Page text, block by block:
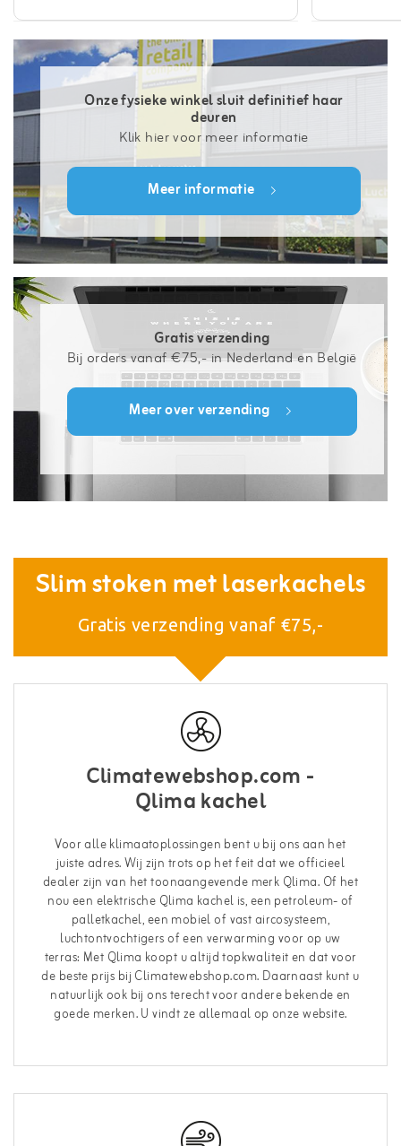
Onze fysieke winkel sluit definitief haar
deuren
Klik hier voor meer informatie
Meer informatie
Gratis verzending
Bij orders vanaf €75,- in Nederland en België
Meer over verzending
Slim stoken met laserkachels
Gratis verzending vanaf €75,-
Climatewebshop.com -
Qlima kachel
Voor alle klimaatoplossingen bent u bij ons aan het
juiste adres. Wij zijn trots op het feit dat we officieel
dealer zijn van het toonaangevende merk Qlima. Of het
nou een elektrische Qlima kachel is, een petroleum- of
palletkachel, een mobiel of vast aircosysteem,
luchtontvochtigers of een verwarming voor op uw
terras: Met Qlima koopt u altijd topkwaliteit en dat voor
de beste prijs bij Climatewebshop.com. Daarnaast kunt u
natuurlijk ook bij ons terecht voor andere bekende en
goede merken. U vindt ze allemaal op onze website.